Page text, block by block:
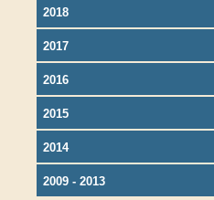
2018
2017
2016
2015
2014
2009 - 2013